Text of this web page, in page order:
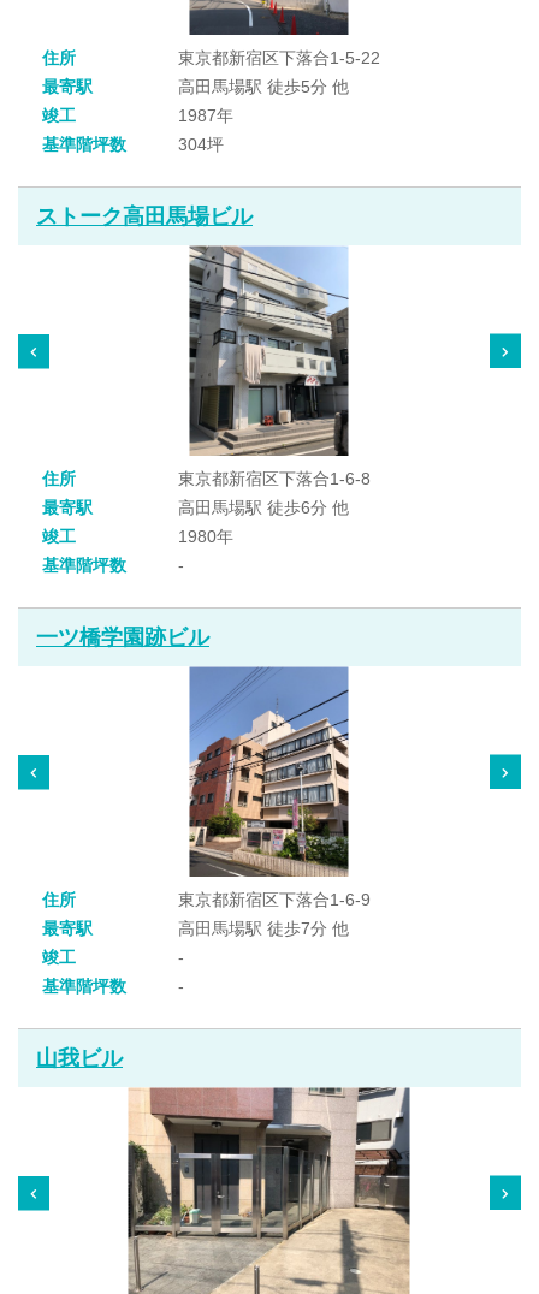
住所
東京都新宿区下落合1-5-22
最寄駅
高田馬場駅 徒歩5分 他
竣工
1987年
基準階坪数
304坪
ストーク高田馬場ビル
住所
東京都新宿区下落合1-6-8
最寄駅
高田馬場駅 徒歩6分 他
竣工
1980年
基準階坪数
-
一ツ橋学園跡ビル
住所
東京都新宿区下落合1-6-9
最寄駅
高田馬場駅 徒歩7分 他
竣工
-
基準階坪数
-
山我ビル